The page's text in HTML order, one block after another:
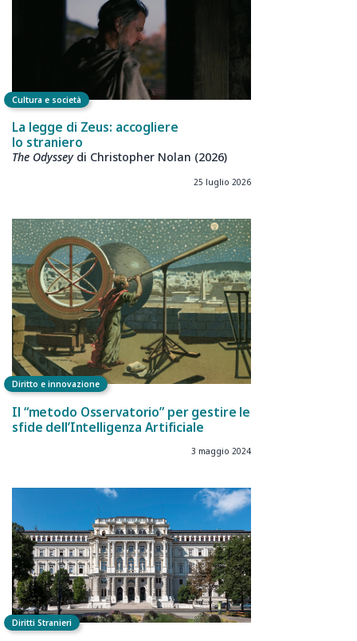
Cultura e società
La legge di Zeus: accogliere
lo straniero
The Odysseydi Christopher Nolan (2026)
25 luglio 2026
Diritto e innovazione
Il “metodo Osservatorio” per gestire le
sfide dell’Intelligenza Artificiale
3 maggio 2024
Diritti Stranieri